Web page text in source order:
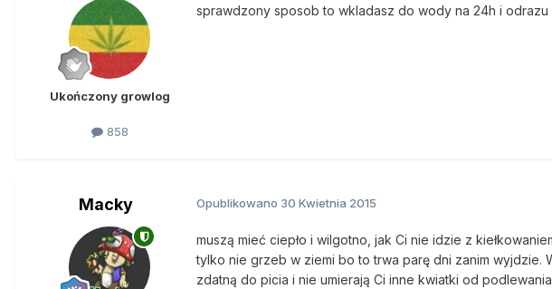
Ukończony growlog
858
sprawdzony sposob to wkladasz do wody na 24h i odrazu
Macky Opublikowano 30 Kwietnia 2015
muszą mieć ciepło i wilgotno, jak Ci nie idzie z
tylko nie grzeb w ziemi bo to trwa parę dni zanim wyjdzie.
zdatną do picia i nie umierają Ci inne kwiatki od